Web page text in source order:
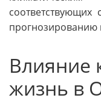
прогнозированию
Влияние
жизнь в